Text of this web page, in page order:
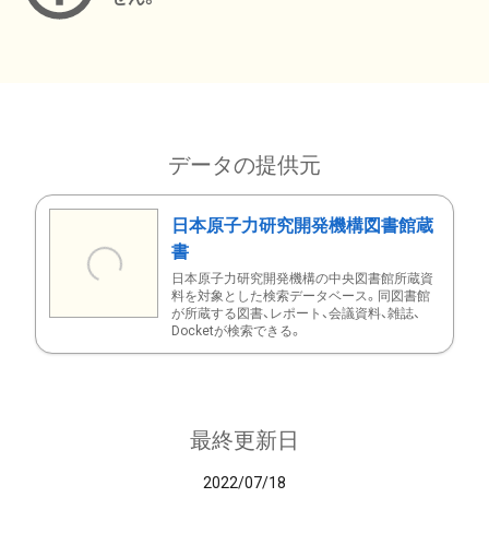
データの提供元
日本原子力研究開発機構図書館蔵
書
日本原子力研究開発機構の中央図書館所蔵資
料を対象とした検索データベース。同図書館
が所蔵する図書、レポート、会議資料、雑誌、
Docketが検索できる。
最終更新日
2022/07/18